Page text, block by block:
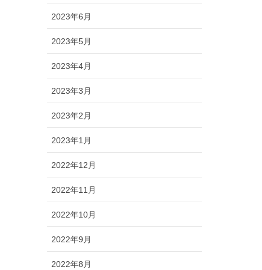
2023年6月
2023年5月
2023年4月
2023年3月
2023年2月
2023年1月
2022年12月
2022年11月
2022年10月
2022年9月
2022年8月